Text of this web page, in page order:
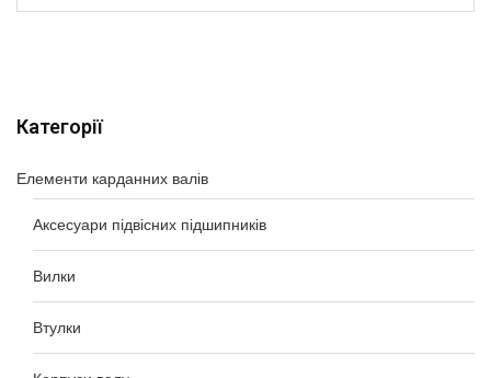
Категорії
Елементи карданних валів
Аксесуари підвісних підшипників
Вилки
Втулки